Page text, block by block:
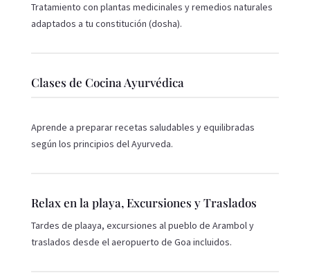
Tratamiento con plantas medicinales y remedios naturales
adaptados a tu constitución (dosha).
Clases de Cocina Ayurvédica
Aprende a preparar recetas saludables y equilibradas
según los principios del Ayurveda.
Relax en la playa, Excursiones y Traslados
Tardes de plaaya, excursiones al pueblo de Arambol y
traslados desde el aeropuerto de Goa incluidos.